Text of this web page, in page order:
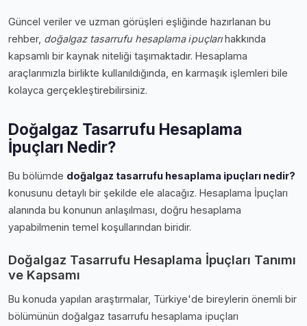
Güncel veriler ve uzman görüşleri eşliğinde hazırlanan bu
rehber, doğalgaz tasarrufu hesaplama i̇puçlarıhakkında
kapsamlı bir kaynak niteliği taşımaktadır. Hesaplama
araçlarımızla birlikte kullanıldığında, en karmaşık işlemleri bile
kolayca gerçekleştirebilirsiniz.
Doğalgaz Tasarrufu Hesaplama
İpuçları Nedir?
Bu bölümde doğalgaz tasarrufu hesaplama i̇puçları nedir?
konusunu detaylı bir şekilde ele alacağız. Hesaplama İpuçları
alanında bu konunun anlaşılması, doğru hesaplama
yapabilmenin temel koşullarından biridir.
Doğalgaz Tasarrufu Hesaplama İpuçları Tanımı
ve Kapsamı
Bu konuda yapılan araştırmalar, Türkiye'de bireylerin önemli bir
bölümünün doğalgaz tasarrufu hesaplama i̇puçları